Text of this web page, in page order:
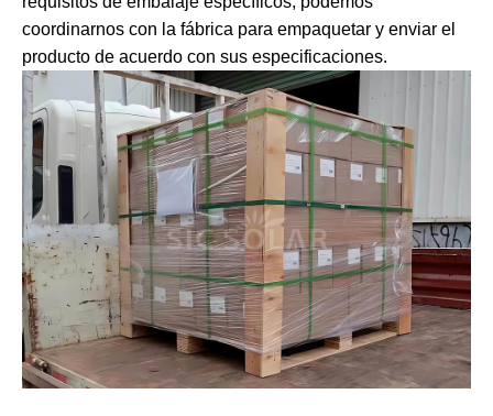
coordinarnos con la fábrica para empaquetar y enviar el
producto de acuerdo con sus especificaciones.